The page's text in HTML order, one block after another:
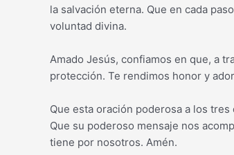
la salvación eterna. Que en cada
voluntad divina.
Amado Jesús, confiamos en que, a
protección. Te rendimos honor y
Que esta oración poderosa a los
Que su poderoso mensaje nos
tiene por nosotros. Amén.